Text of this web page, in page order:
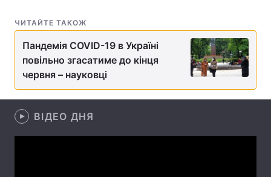
Техно і зв'язок Лайт
Зброя Інциденти
Здоров'я
ЧИТАЙТЕ ТАКОЖ
Пандемія COVID-19 в Україні
повільно згасатиме до кінця
червня – науковці
ВІДЕО ДНЯ